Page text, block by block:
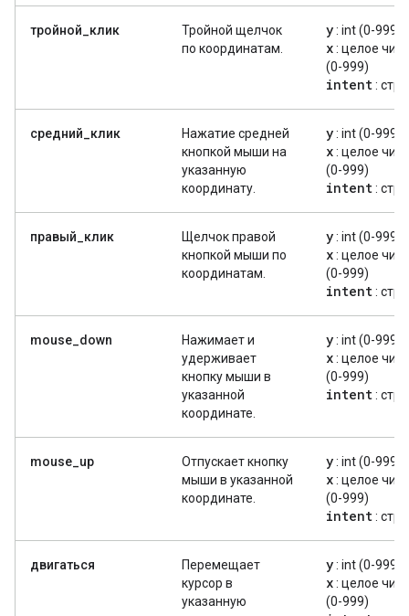
тройной_клик
Тройной щелчок
по координатам.
y: int (0-999)
x: целое
(0-999)
intent:
средний_клик
Нажатие средней
кнопкой мыши на
указанную
координату.
y: int (0-999)
x: целое
(0-999)
intent:
правый_клик
Щелчок правой
кнопкой мыши по
координатам.
y: int (0-999)
x: целое
(0-999)
intent:
mouse_down
Нажимает и
удерживает
кнопку мыши в
указанной
координате.
y: int (0-999)
x: целое
(0-999)
intent:
mouse_up
Отпускает кнопку
мыши в указанной
координате.
y: int (0-999)
x: целое
(0-999)
intent:
двигаться
Перемещает
курсор в
указанную
y: int (0-999)
x: целое
(0-999)